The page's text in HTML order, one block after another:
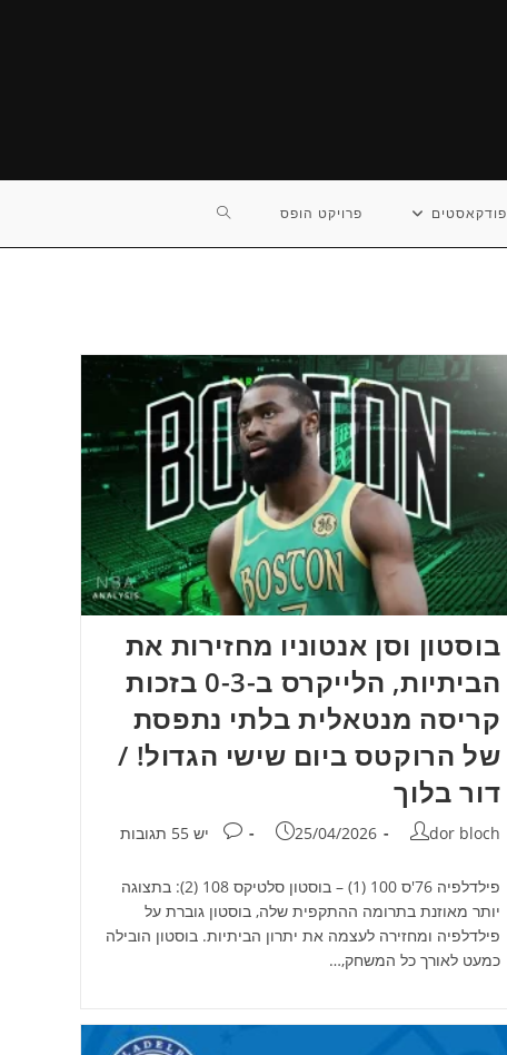
פודקאסטים פרויקט הופס TOGGLE
בוסטון וסן אנטוניו מחזירות את
הביתיות, הלייקרס ב-0-3 בזכות
קריסה מנטאלית בלתי נתפסת
של הרוקטס ביום שישי הגדול! /
דור בלוך
מחבר:
dor bloch פורסם:
25/04/2026 תגובות:
יש 55 תגובות
פילדלפיה 76'ס 100 (1) – בוסטון סלטיקס 108 (2): בתצוגה
יותר מאוזנת בתרומה ההתקפית שלה, בוסטון גוברת על
פילדלפיה ומחזירה לעצמה את יתרון הביתיות. בוסטון הובילה
כמעט לאורך כל המשחק,…